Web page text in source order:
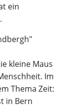
ein
kleine Maus
Im
Thema Zeit:
in Bern